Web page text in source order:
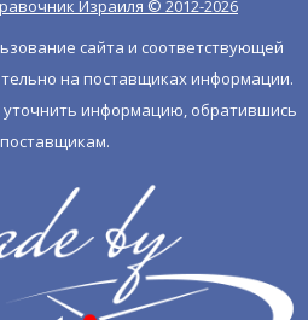
Израиля © 2012-2026
сайта и соответствующей
на поставщиках информации.
информацию, обратившись